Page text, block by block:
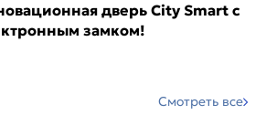
дверь City Smart с
замком!
Смотреть все